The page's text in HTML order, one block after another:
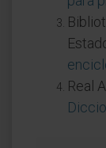
Real